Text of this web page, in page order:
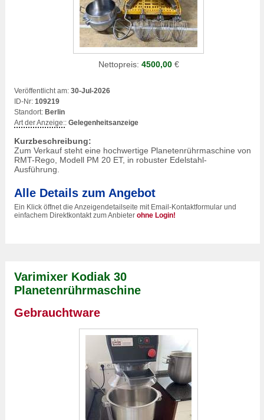
Nettopreis: 4500,00€
Veröffentlicht am: 30-Jul-2026
ID-Nr: 109219
Standort: Berlin
Art der Anzeige:: Gelegenheitsanzeige
Kurzbeschreibung:
Zum Verkauf steht eine hochwertige Planetenrührmaschine von
RMT-Rego, Modell PM 20 ET, in robuster Edelstahl-
Ausführung.
Alle Details zum Angebot
Ein Klick öffnet die Anzeigendetailseite mit Email-Kontaktformular und
einfachem Direktkontakt zum Anbieter ohne Login!
Varimixer Kodiak 30
Planetenrührmaschine
Gebrauchtware